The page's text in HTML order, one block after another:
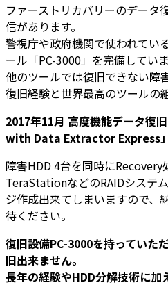
ファーストリカバリーのデータ
信があります。
警視庁や政府機関で使われてい
ール「PC-3000」を完備していま
他のツールでは復旧できない障
復旧経験と世界最高のツールの
2017年11月 高度機能データ復
with Data Extractor Express
障害HDD 4台を同時にRecovery
TeraStationなどのRAIDシステ
ジ作成出来てしまいますので、
待ください。
復旧設備PC-3000を持っていた
旧出来ません。
長年の経験やHDD分解技術に加